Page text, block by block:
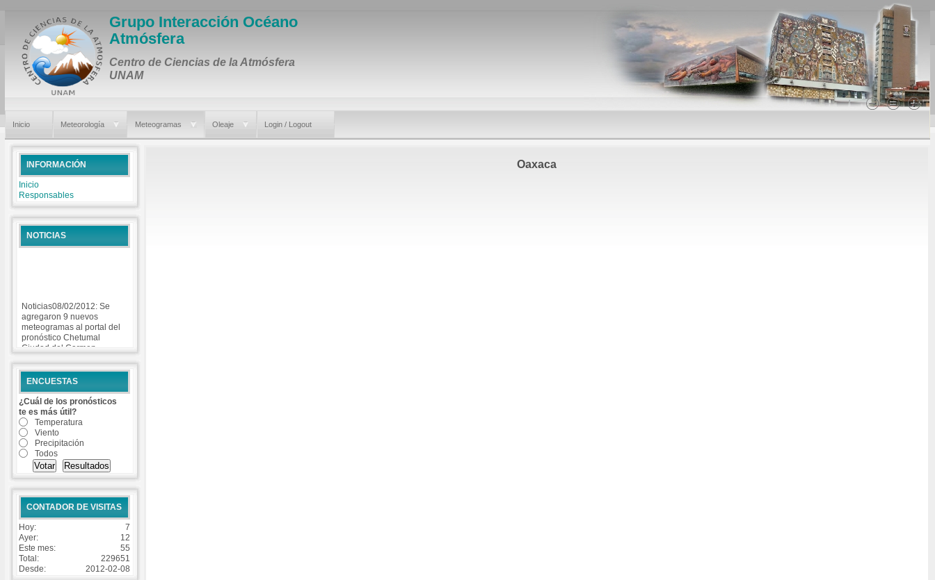
Grupo Interacción Océano
Atmósfera
Centro de Ciencias de la Atmósfera
UNAM
Inicio Meteorología Meteogramas Oleaje Login / Logout
INFORMACIÓN
Inicio
Responsables
NOTICIAS
Noticias08/02/2012: Se
agregaron 9 nuevos
meteogramas al portal del
pronóstico Chetumal
Ciudad del Carmen
Coatzacoalcos Cozumel
Isla Mujeres Matamoros
Progreso Tuxpan Veracruz
Read more...
ENCUESTAS
¿Cuál de los pronósticos
te es más útil?
Temperatura
Viento
Precipitación
Todos
CONTADOR DE VISITAS
Hoy:
7
Ayer:
12
Este mes:
55
Total:
229651
Desde:
2012-02-08
Oaxaca